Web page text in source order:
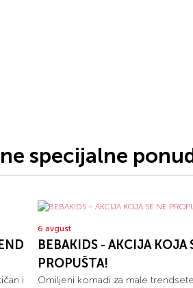
specijalne
i
6 avgust
BEBAKIDS - AKCIJA KOJA
PROPUŠTA!
Omiljeni komadi za male